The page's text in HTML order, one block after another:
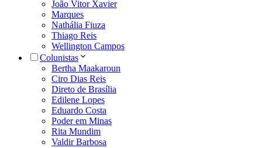
João Vitor Xavier
Marques
Nathália Fiuza
Thiago Reis
Wellington Campos
Colunistas
Bertha Maakaroun
Ciro Dias Reis
Direto de Brasília
Edilene Lopes
Eduardo Costa
Poder em Minas
Rita Mundim
Valdir Barbosa